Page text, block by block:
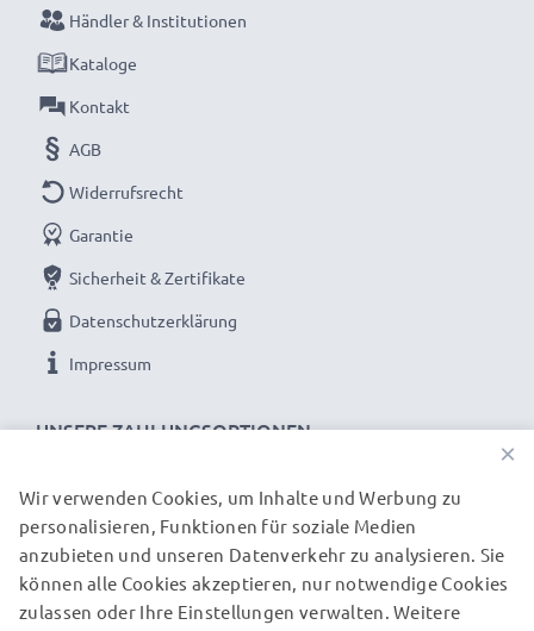
UNSERE ZAHLUNGSOPTIONEN
Händler & Institutionen
Kataloge
Kontakt
AGB
Widerrufsrecht
Garantie
Sicherheit & Zertifikate
Datenschutzerklärung
Impressum
UNSERE VERSANDPARTNER
×
Wir verwenden Cookies, um Inhalte und Werbung zu
personalisieren, Funktionen für soziale Medien
anzubieten und unseren Datenverkehr zu analysieren. Sie
können alle Cookies akzeptieren, nur notwendige Cookies
zulassen oder Ihre Einstellungen verwalten. Weitere